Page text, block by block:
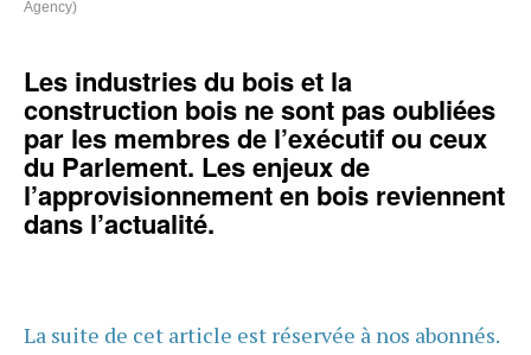
Agency)
Les industries du bois et la
construction bois ne sont pas oubliées
par les membres de l’exécutif ou ceux
du Parlement. Les enjeux de
l’approvisionnement en bois reviennent
dans l’actualité.
La suite de cet article est réservée à nos abonnés.